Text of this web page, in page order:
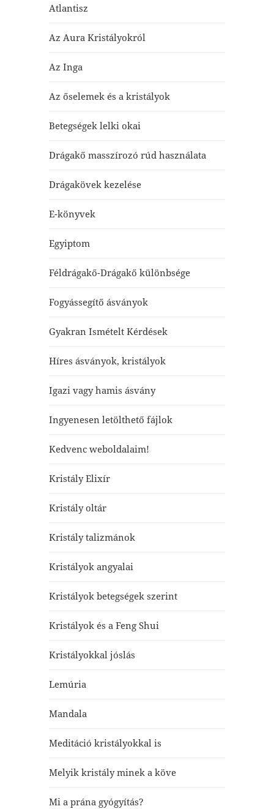
Atlantisz
Az Aura Kristályokról
Az Inga
Az őselemek és a kristályok
Betegségek lelki okai
Drágakő masszírozó rúd használata
Drágakövek kezelése
E-könyvek
Egyiptom
Féldrágakő-Drágakő különbsége
Fogyássegítő ásványok
Gyakran Ismételt Kérdések
Híres ásványok, kristályok
Igazi vagy hamis ásvány
Ingyenesen letölthető fájlok
Kedvenc weboldalaim!
Kristály Elixír
Kristály oltár
Kristály talizmánok
Kristályok angyalai
Kristályok betegségek szerint
Kristályok és a Feng Shui
Kristályokkal jóslás
Lemúria
Mandala
Meditáció kristályokkal is
Melyik kristály minek a köve
Mi a prána gyógyítás?